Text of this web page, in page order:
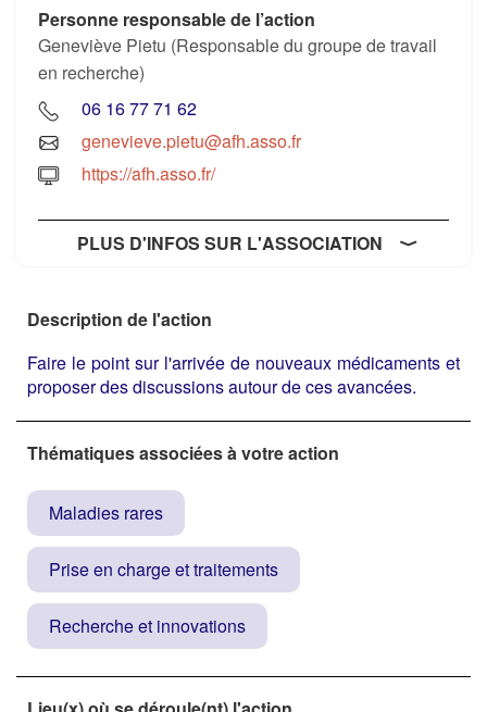
Personne responsable de l’action
Geneviève Pietu (Responsable du groupe de travail
en recherche)
06 16 77 71 62
genevieve.pietu@afh.asso.fr
https://afh.asso.fr/
PLUS D'INFOS SUR L'ASSOCIATION
Description de l'action
Faire le point sur l'arrivée de nouveaux médicaments et
proposer des discussions autour de ces avancées.
Thématiques associées à votre action
Maladies rares
Prise en charge et traitements
Recherche et innovations